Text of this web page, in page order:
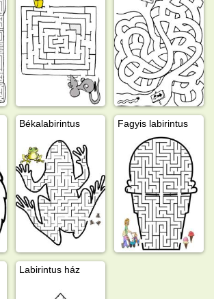
Békalabirintus Fagyis labirintus
Labirintus ház